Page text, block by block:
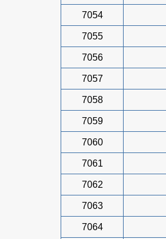
7054
7055
7056
7057
7058
7059
7060
7061
7062
7063
7064